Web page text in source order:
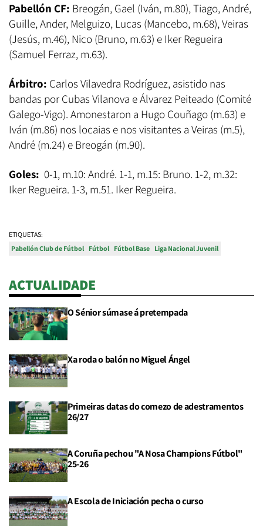
Pabellón CF: Breogán, Gael (Iván, m.80), Tiago, André,
Guille, Ander, Melguizo, Lucas (Mancebo, m.68), Veiras
(Jesús, m.46), Nico (Bruno, m.63) e Iker Regueira
(Samuel Ferraz, m.63).
Árbitro: Carlos Vilavedra Rodríguez, asistido nas
bandas por Cubas Vilanova e Álvarez Peiteado (Comité
Galego-Vigo). Amonestaron a Hugo Couñago (m.63) e
Iván (m.86) nos locaias e nos visitantes a Veiras (m.5),
André (m.24) e Breogán (m.90).
Goles: 0-1, m.10: André. 1-1, m.15: Bruno. 1-2, m.32:
Iker Regueira. 1-3, m.51. Iker Regueira.
ETIQUETAS:
Pabellón Club de Fútbol Fútbol Fútbol Base Liga Nacional Juvenil
ACTUALIDADE
O Sénior súmase á pretempada
Xa roda o balón no Miguel Ángel
Primeiras datas do comezo de adestramentos
26/27
A Coruña pechou "A Nosa Champions Fútbol"
25-26
A Escola de Iniciación pecha o curso